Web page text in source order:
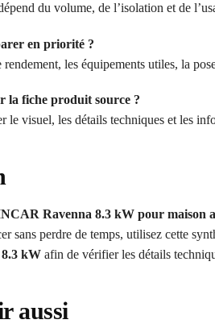
du volume, de l’isolation et de
en priorité ?
les équipements utiles, la
la fiche produit source ?
le visuel, les détails techniques et les
Ravenna 8.3 kW pour maison
sans perdre de temps, utilisez cette
kW afin de vérifier les détails
aussi